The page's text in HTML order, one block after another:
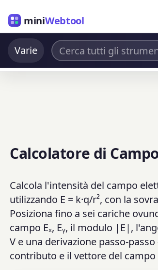
miniWebtool
Varie
Calcolatore di
Calcola l'intensità del campo
utilizzando E = k·q/r², con la
Posiziona fino a sei cariche
campo Eₓ, Eᵧ, il modulo |E|,
V e una derivazione passo-
contributo e il vettore del